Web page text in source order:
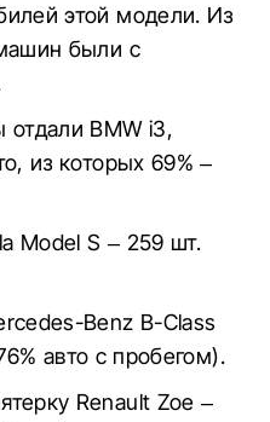
этой модели. Из
были с
отдали BMW i3,
из которых 69% –
Model S – 259 шт.
Benz B-Class
авто с пробегом).
Renault Zoe –